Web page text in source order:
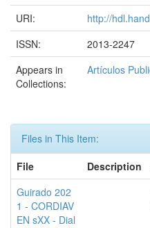
URI:
http://
ISSN:
2013-2247
Appears in
Collections:
Artículos
Files in This Item:
File
Description
Guirado 202
1 - CORDIAV
EN sXX - Dial